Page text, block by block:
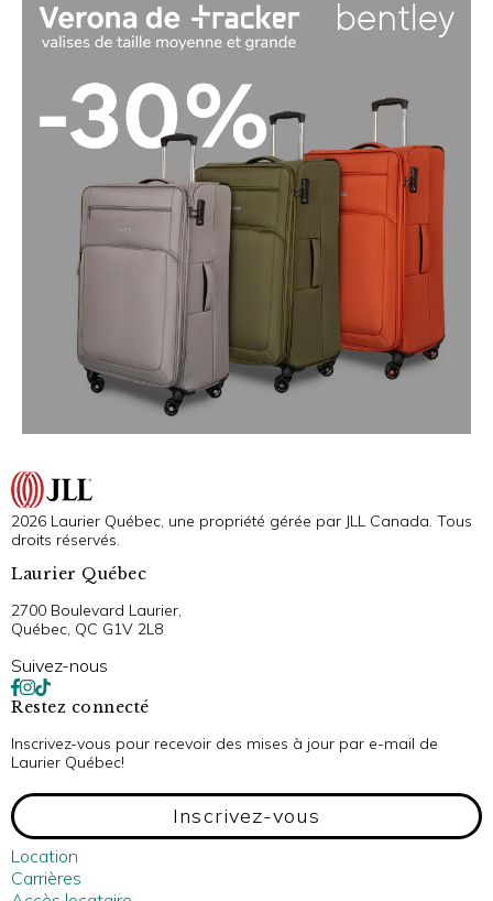
2026 Laurier Québec, une propriété gérée par JLL Canada. Tous
droits réservés.
Laurier Québec
2700 Boulevard Laurier,
Québec, QC G1V 2L8
Suivez-nous
Restez connecté
Inscrivez-vous pour recevoir des mises à jour par e-mail de
Laurier Québec!
Inscrivez-vous
Location
Carrières